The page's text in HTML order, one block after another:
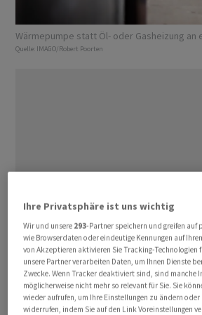
Wärmepumpe statt Öl- oder Gasheizung an
Quelle: IMAGO/Robert Poorten
Gemäss eigenen Angaben wurden
Ihre Privatsphäre ist uns wichtig
Wir und unsere 293-Partner speichern und greifen auf
wie Browserdaten oder eindeutige Kennungen auf
von Akzeptieren aktivieren Sie Tracking-Technologien
unsere Partner verarbeiten Daten, um Ihnen Dienste
Zwecke. Wenn Tracker deaktiviert sind, sind manche
möglicherweise nicht mehr so relevant für Sie. Sie
wieder aufrufen, um Ihre Einstellungen zu ändern
widerrufen, indem Sie auf den Link Voreinstellungen